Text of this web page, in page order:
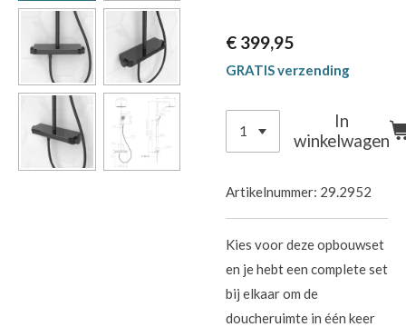
€ 399,95
GRATIS verzending
In
winkelwagen
Artikelnummer: 29.2952
Kies voor deze opbouwset
en je hebt een complete set
bij elkaar om de
doucheruimte in één keer